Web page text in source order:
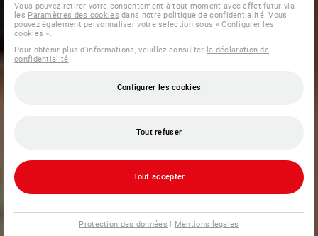
Vous pouvez retirer votre consentement à tout moment avec effet futur via
les Paramètres des cookies dans notre politique de confidentialité. Vous
pouvez également personnaliser votre sélection sous « Configurer les
cookies ».
Pour obtenir plus d'informations, veuillez consulter la déclaration de
confidentialité
Configurer les cookies
Tout refuser
Tout accepter
Protection des données | Mentions legales